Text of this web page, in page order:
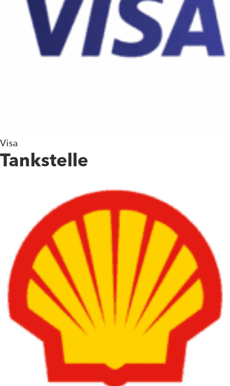
Visa
Tankstelle